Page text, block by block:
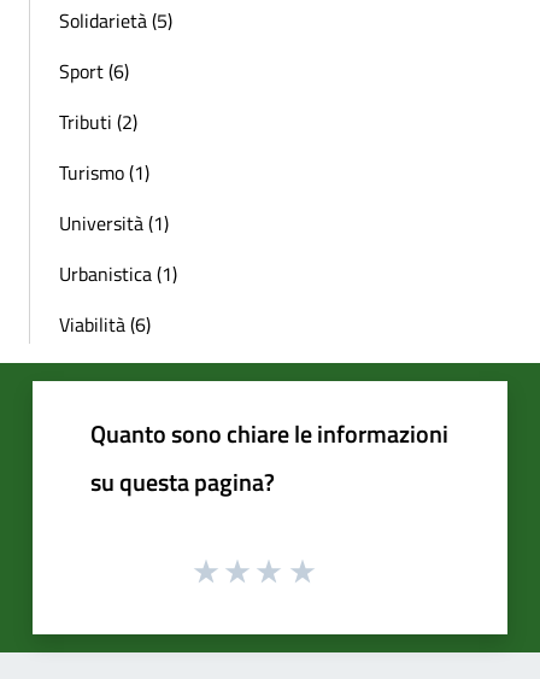
Solidarietà (5)
Sport (6)
Tributi (2)
Turismo (1)
Università (1)
Urbanistica (1)
Viabilità (6)
Quanto sono chiare le informazioni
su questa pagina?